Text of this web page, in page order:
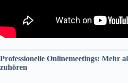
Professionelle Onlinemeetings: Mehr
zuhören